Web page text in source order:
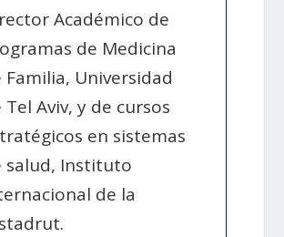
Académico de
de Medicina
Familia, Universidad
Tel Aviv, y de cursos
en sistemas
salud, Instituto
de la